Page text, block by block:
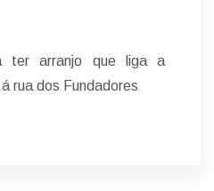
ter arranjo que liga a
rua dos Fundadores